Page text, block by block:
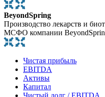
BeyondSpring
Производство лекарств и
МСФО компании
Чистая прибыль
EBITDA
Активы
Капитал